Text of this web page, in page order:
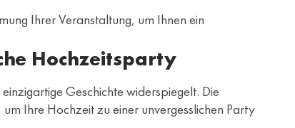
Ihrer Veranstaltung, um Ihnen ein
Hochzeitsparty
Geschichte widerspiegelt. Die
Ihre Hochzeit zu einer unvergesslichen Party